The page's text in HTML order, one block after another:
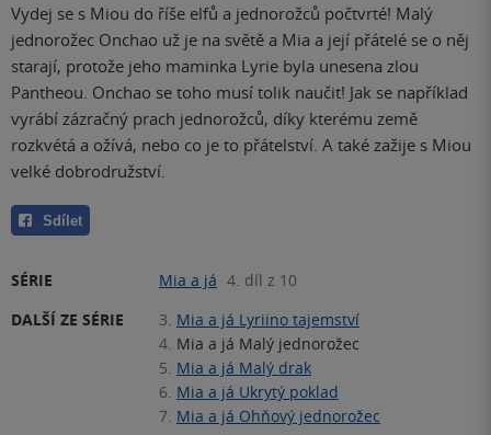
Vydej se s Miou do říše elfů a jednorožců počtvrté! Malý
jednorožec Onchao už je na světě a Mia a její přátelé se o něj
starají, protože jeho maminka Lyrie byla unesena zlou
Pantheou. Onchao se toho musí tolik naučit! Jak se například
vyrábí zázračný prach jednorožců, díky kterému země
rozkvétá a ožívá, nebo co je to přátelství. A také zažije s Miou
velké dobrodružství.
Sdílet
SÉRIE Mia a já 4. díl z 10
DALŠÍ ZE SÉRIE
3. Mia a já Lyriino tajemství
4. Mia a já Malý jednorožec
5. Mia a já Malý drak
6. Mia a já Ukrytý poklad
7. Mia a já Ohňový jednorožec